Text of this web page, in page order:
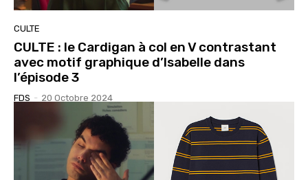
CULTE
CULTE : le Cardigan à col en V contrastant
avec motif graphique d’Isabelle dans
l’épisode 3
FDS - 20 Octobre 2024